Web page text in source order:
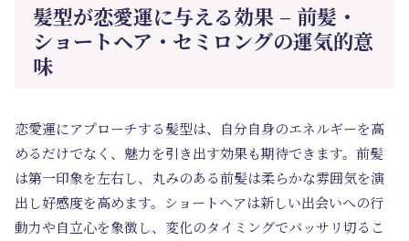
髪型が恋愛運に与える効果 – 前髪・
ショートヘア・セミロングの運気的意
味
恋愛運にアプローチする髪型は、自分自身のエネルギーを高
めるだけでなく、魅力を引き出す効果も期待できます。前髪
は第一印象を左右し、丸みのある前髪は柔らかな雰囲気を演
出し好感度を高めます。ショートヘアは新しい出会いへの行
動力や自立心を象徴し、変化のタイミングでバッサリ切るこ